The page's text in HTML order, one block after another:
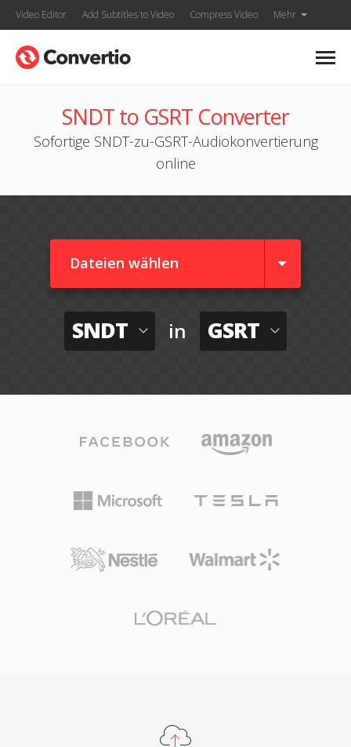
Video Editor Add Subtitles to Video Compress Video Mehr
SNDT to GSRT Converter
Sofortige SNDT-zu-GSRT-Audiokonvertierung
online
Dateien wählen
SNDT in GSRT